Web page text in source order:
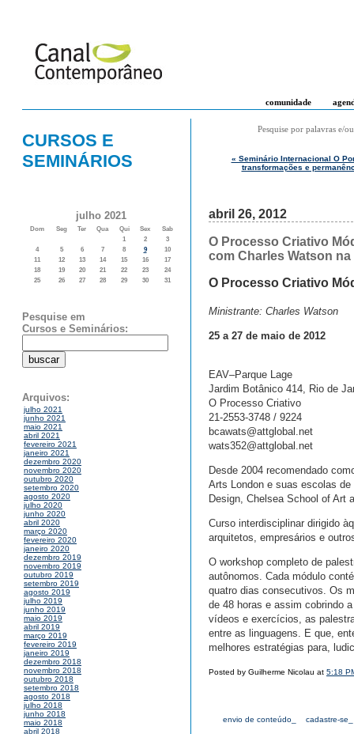
comunidade
CURSOS E
SEMINÁRIOS
julho 2021
Dom Seg Ter Qua Qui Sex
Sab
1
2
3
4
5 6 7 8 9
10
11
12 13 14 15 16
17
18
19 20 21 22 23
24
25
26 27 28 29 30 31
Pesquise em
Cursos e Seminários:
Arquivos:
julho 2021
junho 2021
maio 2021
abril 2021
fevereiro 2021
janeiro 2021
dezembro 2020
novembro 2020
outubro 2020
setembro 2020
agosto 2020
julho 2020
junho 2020
abril 2020
março 2020
fevereiro 2020
janeiro 2020
dezembro 2019
novembro 2019
outubro 2019
setembro 2019
agosto 2019
julho 2019
junho 2019
maio 2019
abril 2019
março 2019
fevereiro 2019
janeiro 2019
dezembro 2018
novembro 2018
outubro 2018
setembro 2018
agosto 2018
julho 2018
junho 2018
maio 2018
abril 2018
Pesquise por palavras e/
« Seminário Internacional O
transformações e
abril 26, 2012
O Processo Criativo
com Charles Watson
O Processo Criativo
Ministrante: Charles Watson
25 a 27 de maio de 2012
EAV–Parque Lage
Jardim Botânico 414, Rio de
O Processo Criativo
21-2553-3748 / 9224
bcawats@attglobal.net
wats352@attglobal.net
Desde 2004 recomendado
Arts London e suas escolas
Design, Chelsea School of Art
Curso interdisciplinar dirigido
arquitetos, empresários e
O workshop completo de
autônomos. Cada módulo
quatro dias consecutivos. Os
de 48 horas e assim cobrindo
vídeos e exercícios, as
entre as linguagens. E que,
melhores estratégias para,
Posted by Guilherme Nicolau at 5:18
envio de conteúdo_ cadastre-se_